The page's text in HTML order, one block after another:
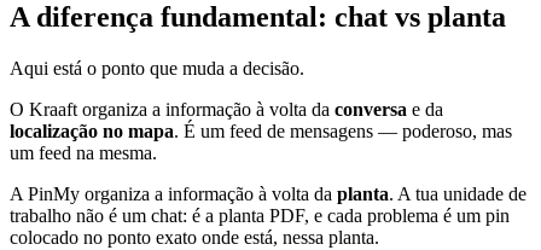
A diferença fundamental: chat vs planta
Aqui está o ponto que muda a decisão.
O Kraaft organiza a informação à volta da conversa e da
localização no mapa. É um feed de mensagens — poderoso, mas
um feed na mesma.
A PinMy organiza a informação à volta da planta. A tua unidade de
trabalho não é um chat: é a planta PDF, e cada problema é um pin
colocado no ponto exato onde está, nessa planta.